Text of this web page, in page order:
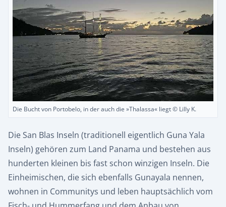
Die Bucht von Portobelo, in der auch die »Thalassa« liegt © Lilly K.
Die San Blas Inseln (traditionell eigentlich Guna Yala
Inseln) gehören zum Land Panama und bestehen aus
hunderten kleinen bis fast schon winzigen Inseln. Die
Einheimischen, die sich ebenfalls Gunayala nennen,
wohnen in Communitys und leben hauptsächlich vom